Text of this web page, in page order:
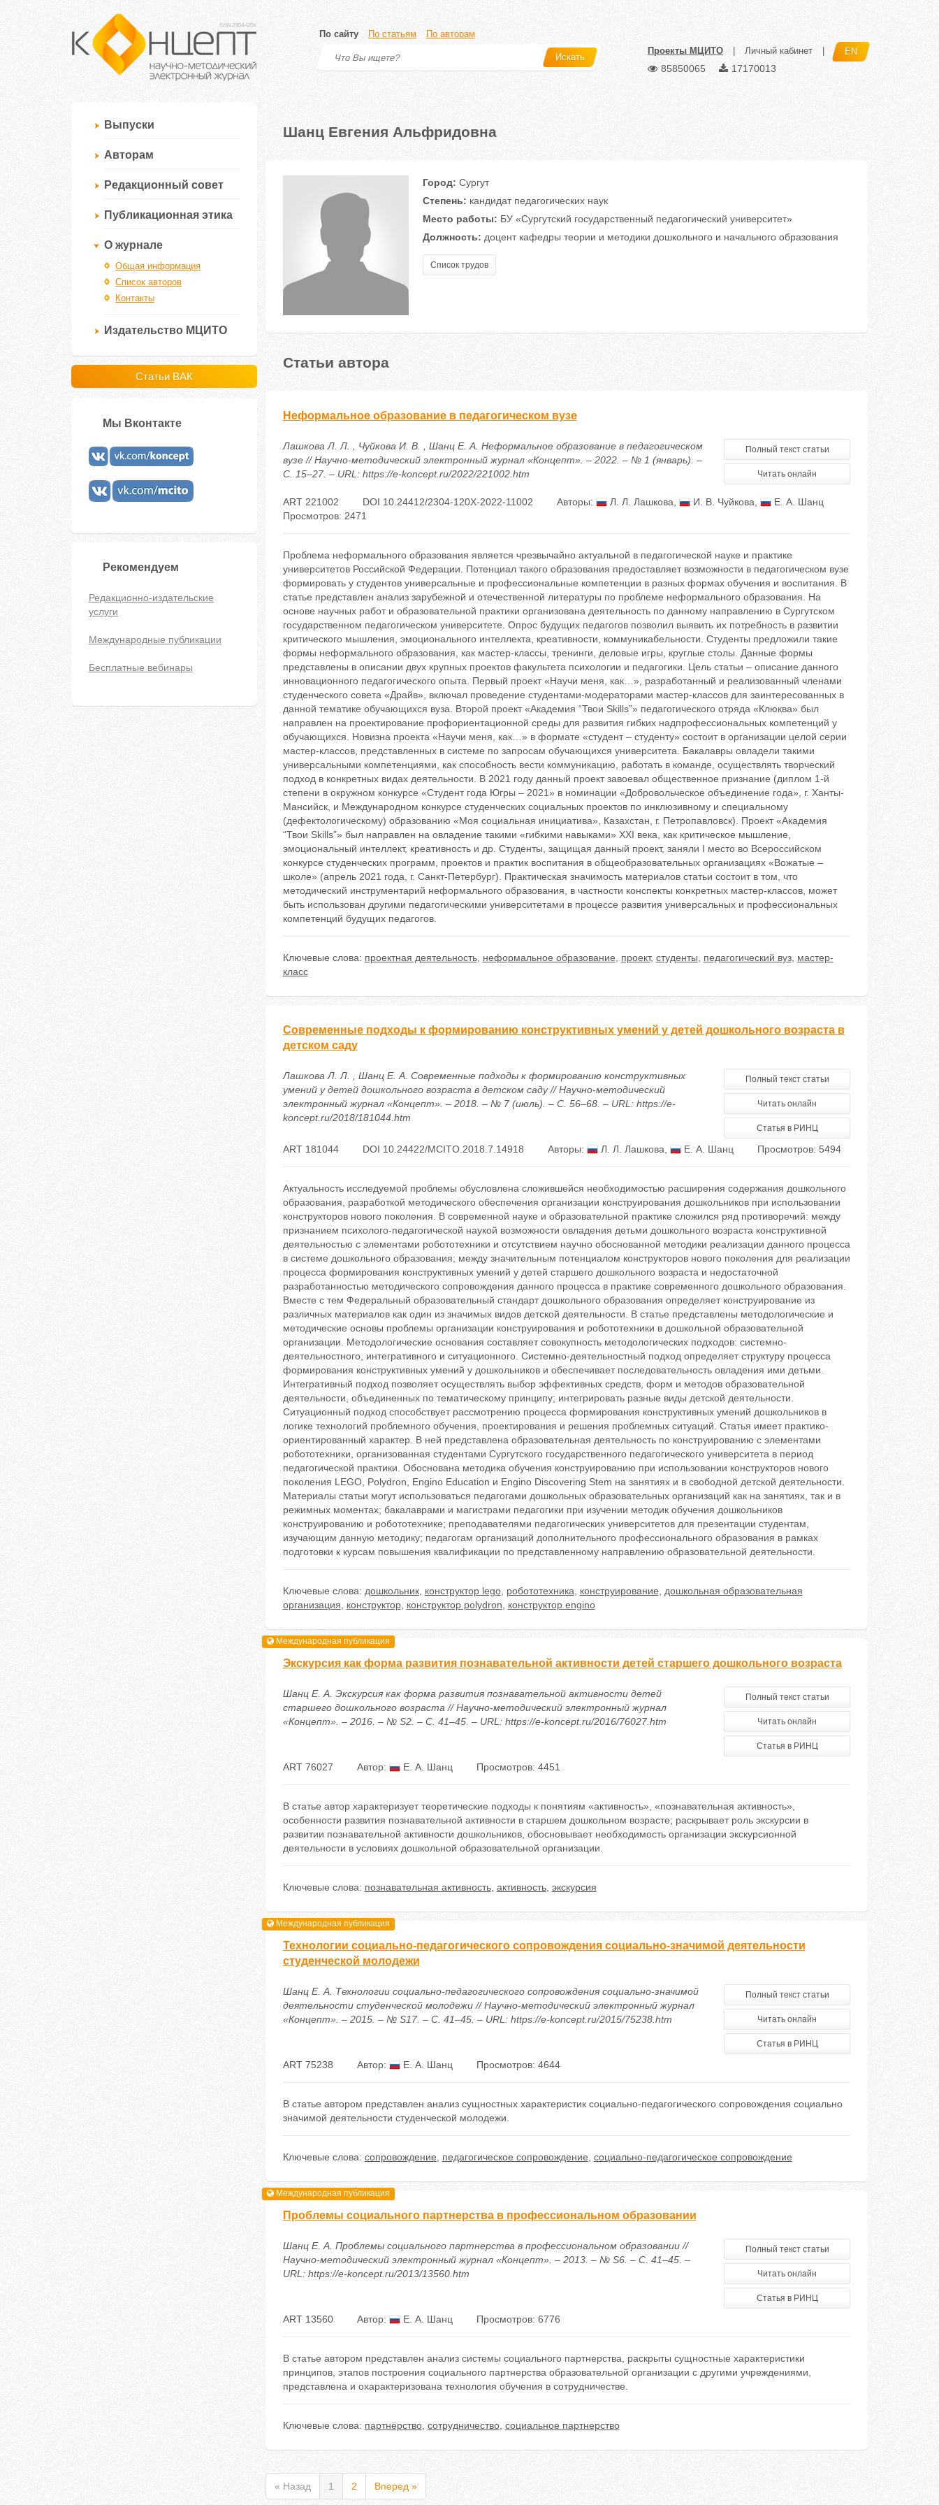
По сайту По статьям По авторам
Искать
Проекты МЦИТО Личный кабинет EN
85850065 17170013
Выпуски
Авторам
Редакционный совет
Публикационная этика
О журнале
Общая информация
Список авторов
Контакты
Издательство МЦИТО
Статьи ВАК
Мы Вконтакте
Рекомендуем
Редакционно-издательские
услуги
Международные публикации
Бесплатные вебинары
Шанц Евгения Альфридовна
Город: Сургут
Степень: кандидат педагогических наук
Место работы: БУ «Сургутский государственный педагогический университет»
Должность: доцент кафедры теории и методики дошкольного и начального образования
Список трудов
Статьи автора
Неформальное образование в педагогическом вузе
Лашкова Л. Л. , Чуйкова И. В. , Шанц Е. А. Неформальное образование в педагогическом
вузе // Научно-методический электронный журнал «Концепт». – 2022. – № 1 (январь). –
С. 15–27. – URL: https://e-koncept.ru/2022/221002.htm
Полный текст статьи
Читать онлайн
ART 221002 DOI 10.24412/2304-120X-2022-11002 Авторы: Л. Л. Лашкова И. В. Чуйкова
Е. А. Шанц
Просмотров: 2471
Проблема неформального образования является чрезвычайно актуальной в педагогической науке и практике
университетов Российской Федерации. Потенциал такого образования предоставляет возможности в педагогическом вузе
формировать у студентов универсальные и профессиональные компетенции в разных формах обучения и воспитания. В
статье представлен анализ зарубежной и отечественной литературы по проблеме неформального образования. На
основе научных работ и образовательной практики организована деятельность по данному направлению в Сургутском
государственном педагогическом университете. Опрос будущих педагогов позволил выявить их потребность в развитии
критического мышления, эмоционального интеллекта, креативности, коммуникабельности. Студенты предложили такие
формы неформального образования, как мастер-классы, тренинги, деловые игры, круглые столы. Данные формы
представлены в описании двух крупных проектов факультета психологии и педагогики. Цель статьи – описание данного
инновационного педагогического опыта. Первый проект «Научи меня, как…», разработанный и реализованный членами
студенческого совета «Драйв», включал проведение студентами-модераторами мастер-классов для заинтересованных в
данной тематике обучающихся вуза. Второй проект «Академия “Твои Skills”» педагогического отряда «Клюква» был
направлен на проектирование профориентационной среды для развития гибких надпрофессиональных компетенций у
обучающихся. Новизна проекта «Научи меня, как…» в формате «студент – студенту» состоит в организации целой серии
мастер-классов, представленных в системе по запросам обучающихся университета. Бакалавры овладели такими
универсальными компетенциями, как способность вести коммуникацию, работать в команде, осуществлять творческий
подход в конкретных видах деятельности. В 2021 году данный проект завоевал общественное признание (диплом 1-й
степени в окружном конкурсе «Студент года Югры – 2021» в номинации «Добровольческое объединение года», г. Ханты-
Мансийск, и Международном конкурсе студенческих социальных проектов по инклюзивному и специальному
(дефектологическому) образованию «Моя социальная инициатива», Казахстан, г. Петропавловск). Проект «Академия
“Твои Skills”» был направлен на овладение такими «гибкими навыками» XXI века, как критическое мышление,
эмоциональный интеллект, креативность и др. Студенты, защищая данный проект, заняли I место во Всероссийском
конкурсе студенческих программ, проектов и практик воспитания в общеобразовательных организациях «Вожатые –
школе» (апрель 2021 года, г. Санкт-Петербург). Практическая значимость материалов статьи состоит в том, что
методический инструментарий неформального образования, в частности конспекты конкретных мастер-классов, может
быть использован другими педагогическими университетами в процессе развития универсальных и профессиональных
компетенций будущих педагогов.
Ключевые слова: проектная деятельность, неформальное образование проект, студенты педагогический вуз, мастер-
класс
Современные подходы к формированию конструктивных умений у детей дошкольного возраста в
детском саду
Лашкова Л. Л. , Шанц Е. А. Современные подходы к формированию конструктивных
умений у детей дошкольного возраста в детском саду // Научно-методический
электронный журнал «Концепт». – 2018. – № 7 (июль). – С. 56–68. – URL: https://e-
koncept.ru/2018/181044.htm
Полный текст статьи
Читать онлайн
Статья в РИНЦ
ART 181044 DOI 10.24422/MCITO.2018.7.14918 Авторы: Л. Л. Лашкова Е. А. Шанц Просмотров: 5494
Актуальность исследуемой проблемы обусловлена сложившейся необходимостью расширения содержания дошкольного
образования, разработкой методического обеспечения организации конструирования дошкольников при использовании
конструкторов нового поколения. В современной науке и образовательной практике сложился ряд противоречий: между
признанием психолого-педагогической наукой возможности овладения детьми дошкольного возраста конструктивной
деятельностью с элементами робототехники и отсутствием научно обоснованной методики реализации данного процесса
в системе дошкольного образования; между значительным потенциалом конструкторов нового поколения для реализации
процесса формирования конструктивных умений у детей старшего дошкольного возраста и недостаточной
разработанностью методического сопровождения данного процесса в практике современного дошкольного образования.
Вместе с тем Федеральный образовательный стандарт дошкольного образования определяет конструирование из
различных материалов как один из значимых видов детской деятельности. В статье представлены методологические и
методические основы проблемы организации конструирования и робототехники в дошкольной образовательной
организации. Методологические основания составляет совокупность методологических подходов: системно-
деятельностного, интегративного и ситуационного. Системно-деятельностный подход определяет структуру процесса
формирования конструктивных умений у дошкольников и обеспечивает последовательность овладения ими детьми.
Интегративный подход позволяет осуществлять выбор эффективных средств, форм и методов образовательной
деятельности, объединенных по тематическому принципу; интегрировать разные виды детской деятельности.
Ситуационный подход способствует рассмотрению процесса формирования конструктивных умений дошкольников в
логике технологий проблемного обучения, проектирования и решения проблемных ситуаций. Статья имеет практико-
ориентированный характер. В ней представлена образовательная деятельность по конструированию с элементами
робототехники, организованная студентами Сургутского государственного педагогического университета в период
педагогической практики. Обоснована методика обучения конструированию при использовании конструкторов нового
поколения LEGO, Polydron, Engino Education и Engino Discovering Stem на занятиях и в свободной детской деятельности.
Материалы статьи могут использоваться педагогами дошкольных образовательных организаций как на занятиях, так и в
режимных моментах; бакалаврами и магистрами педагогики при изучении методик обучения дошкольников
конструированию и робототехнике; преподавателями педагогических университетов для презентации студентам,
изучающим данную методику; педагогам организаций дополнительного профессионального образования в рамках
подготовки к курсам повышения квалификации по представленному направлению образовательной деятельности.
Ключевые слова: дошкольник, конструктор lego, робототехника конструирование
дошкольная образовательная
организация
конструктор, конструктор polydron конструктор engino
Международная публикация
Экскурсия как форма развития познавательной активности детей старшего дошкольного возраста
Шанц Е. А. Экскурсия как форма развития познавательной активности детей
старшего дошкольного возраста // Научно-методический электронный журнал
«Концепт». – 2016. – № S2. – С. 41–45. – URL: https://e-koncept.ru/2016/76027.htm
Полный текст статьи
Читать онлайн
Статья в РИНЦ
ART 76027 Автор: Е. А. Шанц Просмотров: 4451
В статье автор характеризует теоретические подходы к понятиям «активность», «познавательная активность»,
особенности развития познавательной активности в старшем дошкольном возрасте; раскрывает роль экскурсии в
развитии познавательной активности дошкольников, обосновывает необходимость организации экскурсионной
деятельности в условиях дошкольной образовательной организации.
Ключевые слова: познавательная активность, активность, экскурсия
Международная публикация
Технологии социально-педагогического сопровождения социально-значимой деятельности
студенческой молодежи
Шанц Е. А. Технологии социально-педагогического сопровождения социально-значимой
деятельности студенческой молодежи // Научно-методический электронный журнал
«Концепт». – 2015. – № S17. – С. 41–45. – URL: https://e-koncept.ru/2015/75238.htm
Полный текст статьи
Читать онлайн
Статья в РИНЦ
ART 75238 Автор: Е. А. Шанц Просмотров: 4644
В статье автором представлен анализ сущностных характеристик социально-педагогического сопровождения социально
значимой деятельности студенческой молодежи.
Ключевые слова: сопровождение педагогическое сопровождение социально-педагогическое сопровождение
Международная публикация
Проблемы социального партнерства в профессиональном образовании
Шанц Е. А. Проблемы социального партнерства в профессиональном образовании //
Научно-методический электронный журнал «Концепт». – 2013. – № S6. – С. 41–45. –
URL: https://e-koncept.ru/2013/13560.htm
Полный текст статьи
Читать онлайн
Статья в РИНЦ
ART 13560 Автор: Е. А. Шанц Просмотров: 6776
В статье автором представлен анализ системы социального партнерства, раскрыты сущностные характеристики
принципов, этапов построения социального партнерства образовательной организации с другими учреждениями,
представлена и охарактеризована технология обучения в сотрудничестве.
Ключевые слова: партнёрство, сотрудничество, социальное партнерство
« Назад 1 2 Вперед »